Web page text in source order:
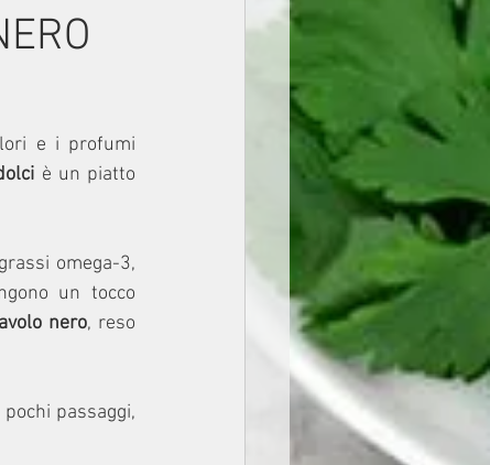
e i profumi
è un piatto
omega-3,
un tocco
nero, reso
pochi passaggi,